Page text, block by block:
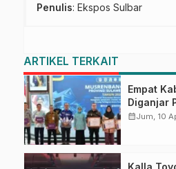
Penulis: Ekspos Sulbar
ARTIKEL TERKAIT
Empat
Diganjar
calendar_monthJum, 10
Kalla